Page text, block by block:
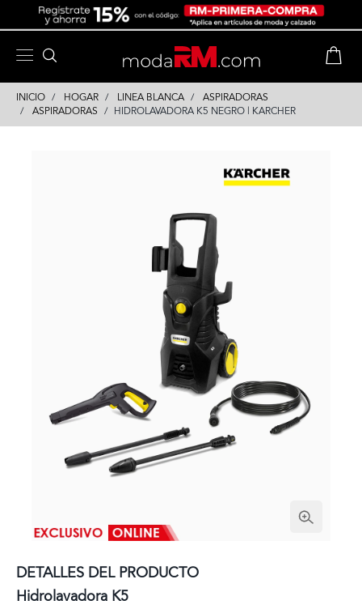
INICIO HOGAR LINEA BLANCA
ASPIRADORAS
ASPIRADORAS
HIDROLAVADORA K5 NEGRO | KARCHER
DETALLES DEL PRODUCTO
Hidrolavadora K5